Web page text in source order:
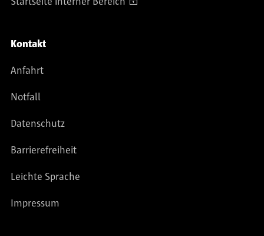
Kontakt
Anfahrt
Notfall
Datenschutz
Barrierefreiheit
Leichte Sprache
Impressum